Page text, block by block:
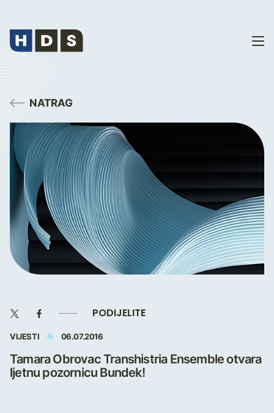
NATRAG
PODIJELITE
VIJESTI 06.07.2016
Tamara Obrovac Transhistria Ensemble otvara
ljetnu pozornicu Bundek!